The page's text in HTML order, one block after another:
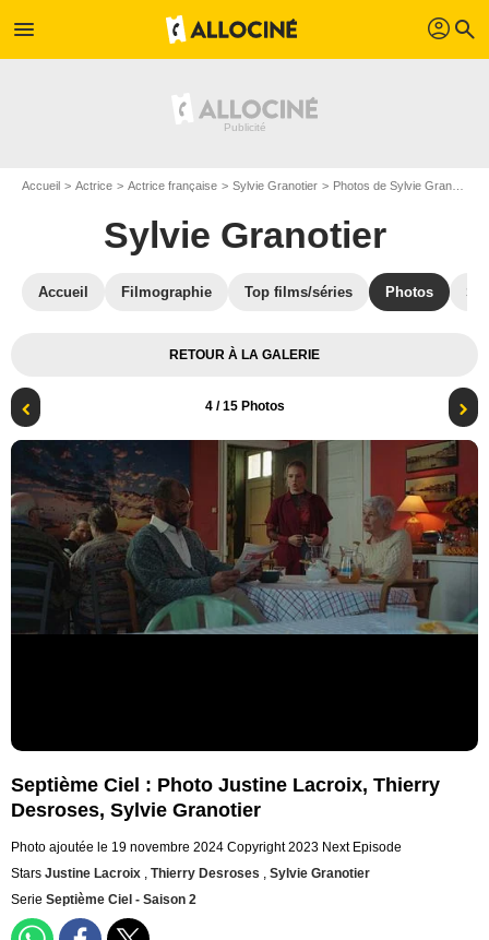
menu profil search
Accueil Actrice Actrice française Sylvie Granotier Photos de Sylvie Granotier
Sylvie Granotier
Accueil Filmographie Top films/séries Photos
RETOUR À LA GALERIE
4/ 15 Photos
Septième Ciel : Photo Justine Lacroix, Thierry
Desroses, Sylvie Granotier
Photo ajoutée le 19 novembre 2024 Copyright 2023 Next Episode
Stars Justine Lacroix , Thierry Desroses , Sylvie Granotier
Serie Septième Ciel - Saison 2